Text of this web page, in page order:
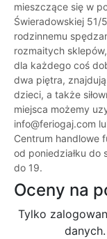
mieszczące się w
Świeradowskiej 51/
rodzinnemu
rozmaitych
dla każdego coś
dwa piętra,
dzieci, a także
miejsca możemy
info@feriogaj.com
Centrum handlowe
od poniedziałku do
do 19.
Oceny na
Tylko
danych.